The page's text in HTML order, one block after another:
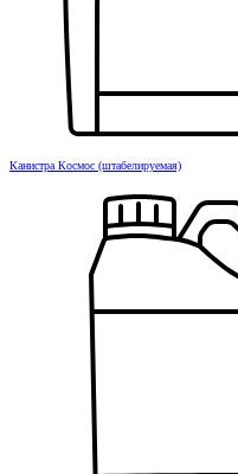
Канистра Космос (штабелируемая)